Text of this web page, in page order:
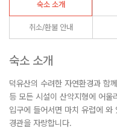
숙소 소개
취소/환불 안내
숙소 소개
덕유산의 수려한 자연환경과 함
등 모든 시설이 산악지형에 어울
입구에 들어서면 마치 유럽에
경관을 자랑합니다.